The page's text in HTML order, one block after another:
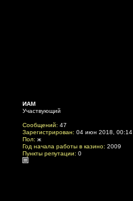
ИАМ
Участвующий
Сообщений: 47
Зарегистрирован: 04 июн 2018, 00:14
Пол: ж
Год начала работы в казино: 2009
Пункты репутации: 0